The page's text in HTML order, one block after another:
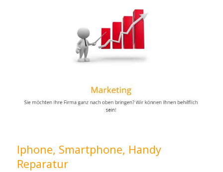
Iphone, Smartphone, Handy
Reparatur